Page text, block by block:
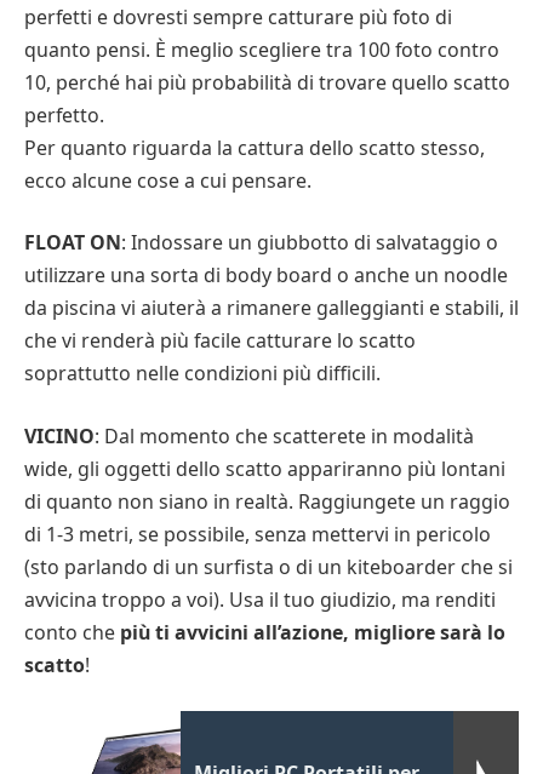
perfetti e dovresti sempre catturare più foto di
quanto pensi. È meglio scegliere tra 100 foto contro
10, perché hai più probabilità di trovare quello scatto
perfetto.
Per quanto riguarda la cattura dello scatto stesso,
ecco alcune cose a cui pensare.
FLOAT ON: Indossare un giubbotto di salvataggio o
utilizzare una sorta di body board o anche un noodle
da piscina vi aiuterà a rimanere galleggianti e stabili, il
che vi renderà più facile catturare lo scatto
soprattutto nelle condizioni più difficili.
VICINO: Dal momento che scatterete in modalità
wide, gli oggetti dello scatto appariranno più lontani
di quanto non siano in realtà. Raggiungete un raggio
di 1-3 metri, se possibile, senza mettervi in pericolo
(sto parlando di un surfista o di un kiteboarder che si
avvicina troppo a voi). Usa il tuo giudizio, ma renditi
conto che più ti avvicini all’azione, migliore sarà lo
scatto!